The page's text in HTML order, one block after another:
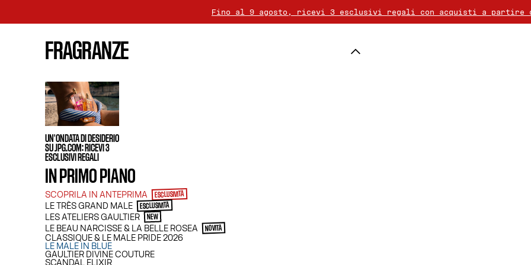
FRAGRANZE
UN'ONDATA DI DESIDERIO
SU JPG.COM: RICEVI 3
ESCLUSIVI REGALI
IN PRIMO PIANO
SCOPRILA IN ANTEPRIMA ESCLUSIVITÀ
LE TRÈS GRAND MALE ESCLUSIVITÀ
LES ATELIERS GAULTIER NEW
LE BEAU NARCISSE & LA BELLE ROSEA NOVITÀ
CLASSIQUE & LE MALE PRIDE 2026
LE MALE IN BLUE
GAULTIER DIVINE COUTURE
SCANDAL ELIXIR
Fino al 9 agosto, ricevi 3 esclusivi regali con acquisti a partire
LE